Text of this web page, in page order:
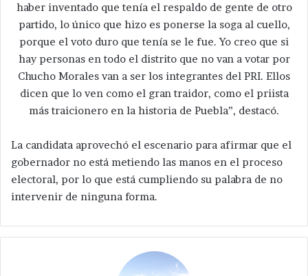
haber inventado que tenía el respaldo de gente de otro
partido, lo único que hizo es ponerse la soga al cuello,
porque el voto duro que tenía se le fue. Yo creo que si
hay personas en todo el distrito que no van a votar por
Chucho Morales van a ser los integrantes del PRI. Ellos
dicen que lo ven como el gran traidor, como el priista
más traicionero en la historia de Puebla”, destacó.
La candidata aprovechó el escenario para afirmar que el
gobernador no está metiendo las manos en el proceso
electoral, por lo que está cumpliendo su palabra de no
intervenir de ninguna forma.